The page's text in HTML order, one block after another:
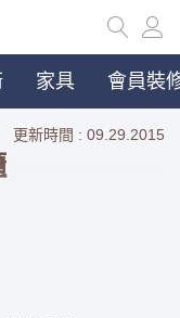
家具 會員裝
更新時間 : 09.29.2015